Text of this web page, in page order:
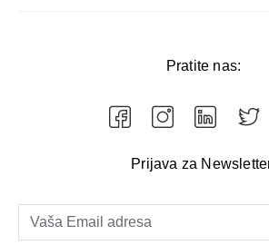
Pratite nas:
Prijava za